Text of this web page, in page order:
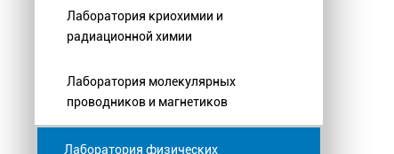
Лаборатория криохимии и
радиационной химии
Лаборатория молекулярных
проводников и магнетиков
Лаборатория физических